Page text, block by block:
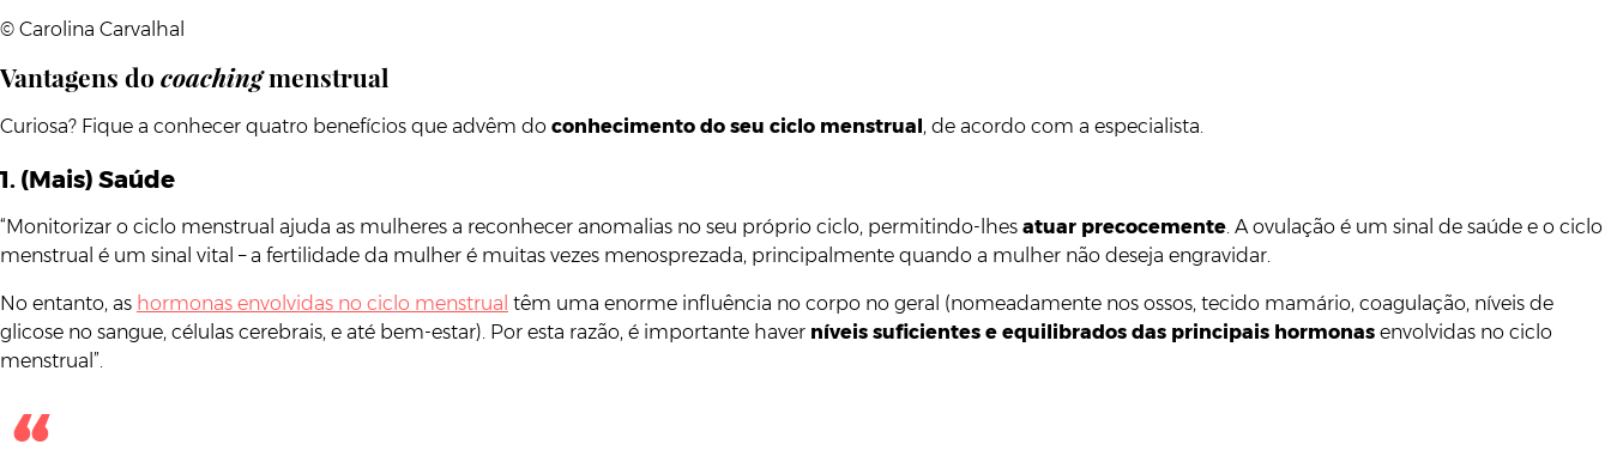
© Carolina Carvalhal
Vantagens do coachingmenstrual
Curiosa? Fique a conhecer quatro benefícios que advêm do conhecimento do seu ciclo menstrual , de acordo com a especialista.
1. (Mais) Saúde
“Monitorizar o ciclo menstrual ajuda as mulheres a reconhecer anomalias no seu próprio ciclo, permitindo-lhes atuar precocemente. A ovulação é um sinal de saúde e o ciclo
menstrual é um sinal vital – a fertilidade da mulher é muitas vezes menosprezada, principalmente quando a mulher não deseja engravidar.
No entanto, as hormonas envolvidas no ciclo menstrual têm uma enorme influência no corpo no geral (nomeadamente nos ossos, tecido mamário, coagulação, níveis de
glicose no sangue, células cerebrais, e até bem-estar). Por esta razão, é importante haver níveis suficientes e equilibrados das principais hormonas envolvidas no ciclo
menstrual”.